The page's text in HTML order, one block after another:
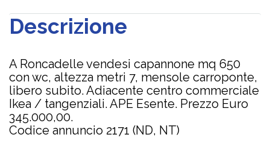
Descrizione
A Roncadelle vendesi capannone mq 650
con wc, altezza metri 7, mensole carroponte,
libero subito. Adiacente centro commerciale
Ikea / tangenziali. APE Esente. Prezzo Euro
345.000,00.
Codice annuncio 2171 (ND, NT)